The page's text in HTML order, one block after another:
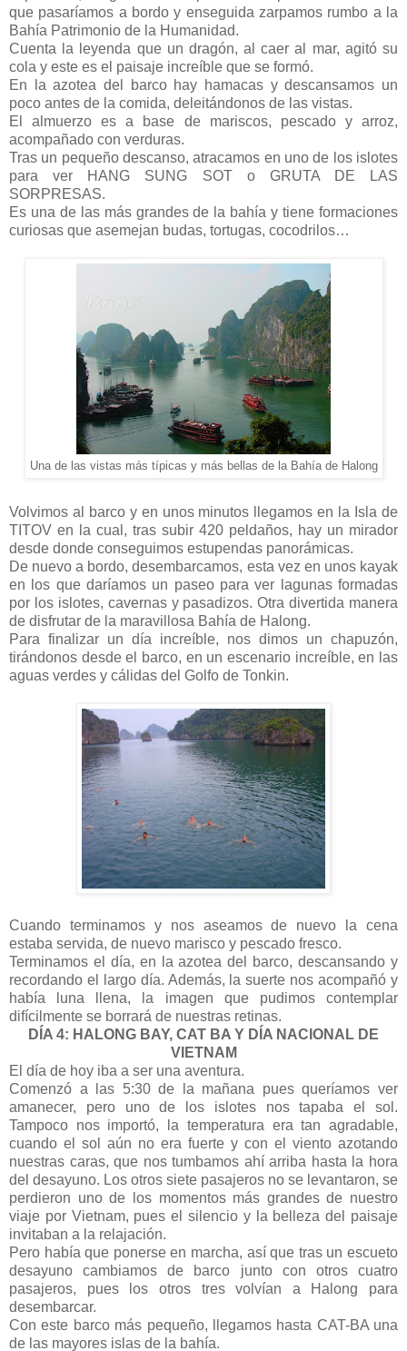
que pasaríamos a bordo y enseguida zarpamos rumbo a la
Bahía Patrimonio de la Humanidad.
Cuenta la leyenda que un dragón, al caer al mar, agitó su
cola y este es el paisaje increíble que se formó.
En la azotea del barco hay hamacas y descansamos un
poco antes de la comida, deleitándonos de las vistas.
El almuerzo es a base de mariscos, pescado y arroz,
acompañado con verduras.
Tras un pequeño descanso, atracamos en uno de los islotes
para ver HANG SUNG SOT o GRUTA DE LAS
SORPRESAS.
Es una de las más grandes de la bahía y tiene formaciones
curiosas que asemejan budas, tortugas, cocodrilos…
Una de las vistas más típicas y más bellas de la Bahía de Halong
Volvimos al barco y en unos minutos llegamos en la Isla de
TITOV en la cual, tras subir 420 peldaños, hay un mirador
desde donde conseguimos estupendas panorámicas.
De nuevo a bordo, desembarcamos, esta vez en unos kayak
en los que daríamos un paseo para ver lagunas formadas
por los islotes, cavernas y pasadizos. Otra divertida manera
de disfrutar de la maravillosa Bahía de Halong.
Para finalizar un día increíble, nos dimos un chapuzón,
tirándonos desde el barco, en un escenario increíble, en las
aguas verdes y cálidas del Golfo de Tonkin.
Cuando terminamos y nos aseamos de nuevo la cena
estaba servida, de nuevo marisco y pescado fresco.
Terminamos el día, en la azotea del barco, descansando y
recordando el largo día. Además, la suerte nos acompañó y
había luna llena, la imagen que pudimos contemplar
difícilmente se borrará de nuestras retinas.
DÍA 4: HALONG BAY, CAT BA Y DÍA NACIONAL DE
VIETNAM
El día de hoy iba a ser una aventura.
Comenzó a las 5:30 de la mañana pues queríamos ver
amanecer, pero uno de los islotes nos tapaba el sol.
Tampoco nos importó, la temperatura era tan agradable,
cuando el sol aún no era fuerte y con el viento azotando
nuestras caras, que nos tumbamos ahí arriba hasta la hora
del desayuno. Los otros siete pasajeros no se levantaron, se
perdieron uno de los momentos más grandes de nuestro
viaje por Vietnam, pues el silencio y la belleza del paisaje
invitaban a la relajación.
Pero había que ponerse en marcha, así que tras un escueto
desayuno cambiamos de barco junto con otros cuatro
pasajeros, pues los otros tres volvían a Halong para
desembarcar.
Con este barco más pequeño, llegamos hasta CAT-BA una
de las mayores islas de la bahía.